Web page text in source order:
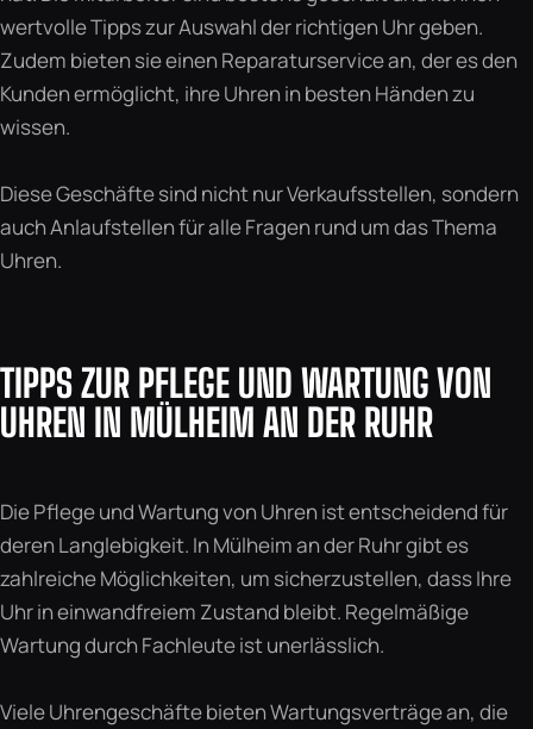
wertvolle Tipps zur Auswahl der richtigen Uhr geben.
Zudem bieten sie einen Reparaturservice an, der es den
Kunden ermöglicht, ihre Uhren in besten Händen zu
wissen.
Diese Geschäfte sind nicht nur Verkaufsstellen, sondern
auch Anlaufstellen für alle Fragen rund um das Thema
Uhren.
TIPPS ZUR PFLEGE UND WARTUNG VON
UHREN IN MÜLHEIM AN DER RUHR
Die Pflege und Wartung von Uhren ist entscheidend für
deren Langlebigkeit. In Mülheim an der Ruhr gibt es
zahlreiche Möglichkeiten, um sicherzustellen, dass Ihre
Uhr in einwandfreiem Zustand bleibt. Regelmäßige
Wartung durch Fachleute ist unerlässlich.
Viele Uhrengeschäfte bieten Wartungsverträge an, die